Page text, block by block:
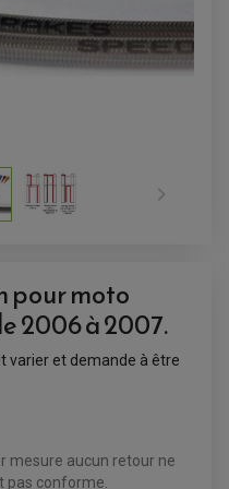
QUAD

pour moto
2006 à 2007.
varier et demande à être
mesure aucun retour ne
pas conforme.